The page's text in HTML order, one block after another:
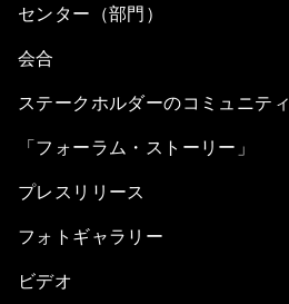
センター（部門）
会合
ステークホルダーのコミュニティ
「フォーラム・ストーリー」
プレスリリース
フォトギャラリー
ビデオ